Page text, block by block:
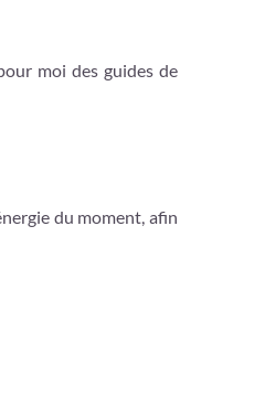
moi des guides de
du moment, afin